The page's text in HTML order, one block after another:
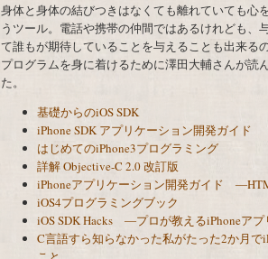
身体と身体の結びつきはなくても離れていても心
うツール。電話や携帯の仲間ではあるけれども、
て誰もが期待していることを与えることも出来る
プログラムを身に着けるために澤田大輔さんが読
た。
基礎からのiOS SDK
iPhone SDK アプリケーション開発ガイド
はじめてのiPhone3プログラミング
詳解 Objective-C 2.0 改訂版
iPhoneアプリケーション開発ガイド
iOS4プログラミングブック
iOS SDK Hacks ―プロが教えるiPhoneアプ
C言語すら知らなかった私がたった2か月